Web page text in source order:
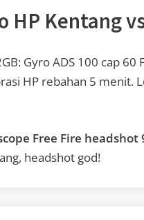
HP Kentang
Gyro ADS 100 cap 60
HP rebahan 5 menit.
Free Fire headshot
headshot god!